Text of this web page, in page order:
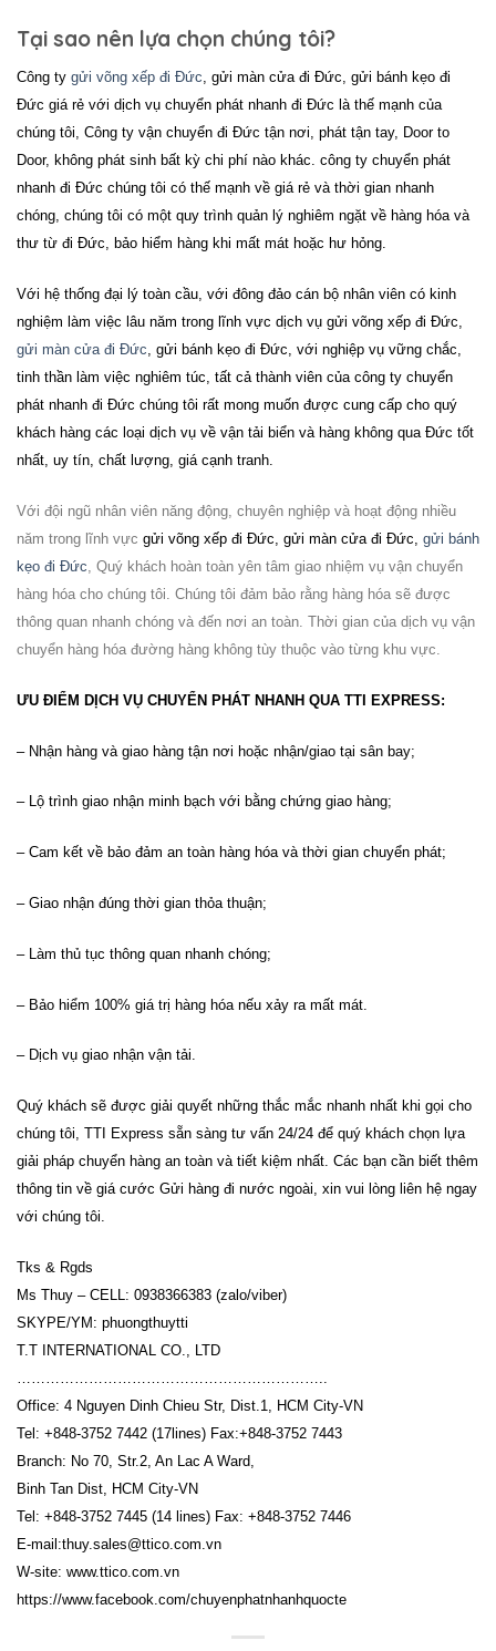
Tại sao nên lựa chọn chúng tôi?
Công ty gửi võng xếp đi Đức, gửi màn cửa đi Đức, gửi bánh kẹo đi
Đức giá rẻ với dịch vụ chuyển phát nhanh đi Đức là thế mạnh của
chúng tôi, Công ty vận chuyển đi Đức tận nơi, phát tận tay, Door to
Door, không phát sinh bất kỳ chi phí nào khác. công ty chuyển phát
nhanh đi Đức chúng tôi có thế mạnh về giá rẻ và thời gian nhanh
chóng, chúng tôi có một quy trình quản lý nghiêm ngặt về hàng hóa và
thư từ đi Đức, bảo hiểm hàng khi mất mát hoặc hư hỏng.
Với hệ thống đại lý toàn cầu, với đông đảo cán bộ nhân viên có kinh
nghiệm làm việc lâu năm trong lĩnh vực dịch vụ gửi võng xếp đi Đức,
gửi màn cửa đi Đức, gửi bánh kẹo đi Đức, với nghiệp vụ vững chắc,
tinh thần làm việc nghiêm túc, tất cả thành viên của công ty chuyển
phát nhanh đi Đức chúng tôi rất mong muốn được cung cấp cho quý
khách hàng các loại dịch vụ về vận tải biển và hàng không qua Đức tốt
nhất, uy tín, chất lượng, giá cạnh tranh.
Với đội ngũ nhân viên năng động, chuyên nghiệp và hoạt động nhiều
năm trong lĩnh vực gửi võng xếp đi Đức, gửi màn cửa đi Đức, gửi bánh
kẹo đi Đức, Quý khách hoàn toàn yên tâm giao nhiệm vụ vận chuyển
hàng hóa cho chúng tôi. Chúng tôi đảm bảo rằng hàng hóa sẽ được
thông quan nhanh chóng và đến nơi an toàn. Thời gian của dịch vụ vận
chuyển hàng hóa đường hàng không tùy thuộc vào từng khu vực.
ƯU ĐIỂM DỊCH VỤ CHUYỂN PHÁT NHANH QUA TTI EXPRESS:
– Nhận hàng và giao hàng tận nơi hoặc nhận/giao tại sân bay;
– Lộ trình giao nhận minh bạch với bằng chứng giao hàng;
– Cam kết về bảo đảm an toàn hàng hóa và thời gian chuyển phát;
– Giao nhận đúng thời gian thỏa thuận;
– Làm thủ tục thông quan nhanh chóng;
– Bảo hiểm 100% giá trị hàng hóa nếu xảy ra mất mát.
– Dịch vụ giao nhận vận tải.
Quý khách sẽ được giải quyết những thắc mắc nhanh nhất khi gọi cho
chúng tôi, TTI Express sẵn sàng tư vấn 24/24 để quý khách chọn lựa
giải pháp chuyển hàng an toàn và tiết kiệm nhất. Các bạn cần biết thêm
thông tin về giá cước Gửi hàng đi nước ngoài, xin vui lòng liên hệ ngay
với chúng tôi.
Tks & Rgds
Ms Thuy – CELL: 0938366383 (zalo/viber)
SKYPE/YM: phuongthuytti
T.T INTERNATIONAL CO., LTD
Office: 4 Nguyen Dinh Chieu Str, Dist.1, HCM City-VN
Tel: +848-3752 7442 (17lines) Fax:+848-3752 7443
Branch: No 70, Str.2, An Lac A Ward,
Binh Tan Dist, HCM City-VN
Tel: +848-3752 7445 (14 lines) Fax: +848-3752 7446
E-mail:thuy.sales@ttico.com.vn
W-site: www.ttico.com.vn
https://www.facebook.com/chuyenphatnhanhquocte